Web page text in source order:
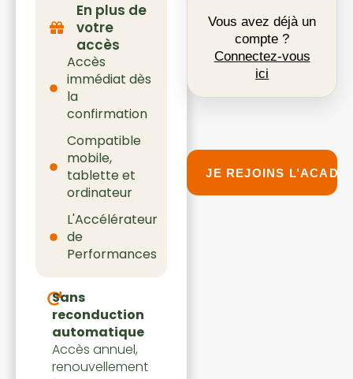
En plus de
votre
accès
Accès
immédiat dès
la
confirmation
Compatible
mobile,
tablette et
ordinateur
L'Accélérateur
de
Performances
Sans
reconduction
automatique
Accès annuel,
renouvellement
Vous avez déjà un
compte ?
Connectez-vous
ici